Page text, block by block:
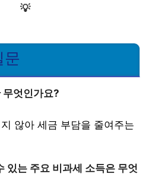
💡
문
무엇인가요?
않아 세금 부담을 줄여주는
있는 주요 비과세 소득은 무엇